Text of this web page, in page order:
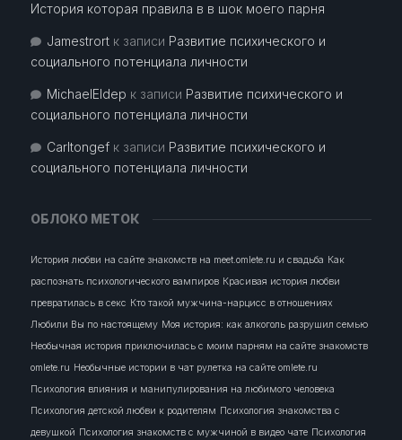
История которая правила в в шок моего парня
Jamestrortк записи Развитие психического и
социального потенциала личности
MichaelEldep к записи Развитие психического и
социального потенциала личности
Carltongefк записи Развитие психического и
социального потенциала личности
ОБЛОКО МЕТОК
История любви на сайте знакомств на meet.omlete.ru и свадьба Как
распознать психологического вампиров Красивая история любви
превратилась в секс Кто такой мужчина-нарцисс в отношениях
Любили Вы по настоящему Моя история: как алкоголь разрушил семью
Необычная история приключилась с моим парням на сайте знакомств
omlete.ru Необычные истории в чат рулетка на сайте omlete.ru
Психология влияния и манипулирования на любимого человека
Психология детской любви к родителям Психология знакомства с
девушкой Психология знакомств с мужчиной в видео чате Психология